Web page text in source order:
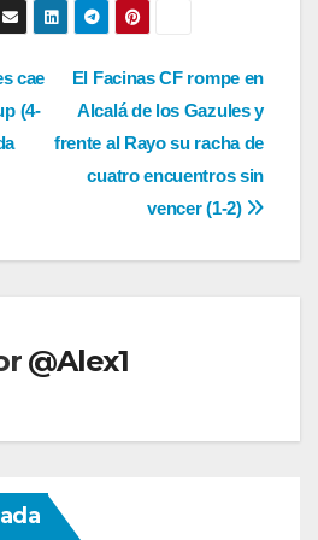
El Facinas CF rompe en
Alcalá de los Gazules y
frente al Rayo su racha de
cuatro encuentros sin
vencer (1-2)
cae
(4-
@Alex1